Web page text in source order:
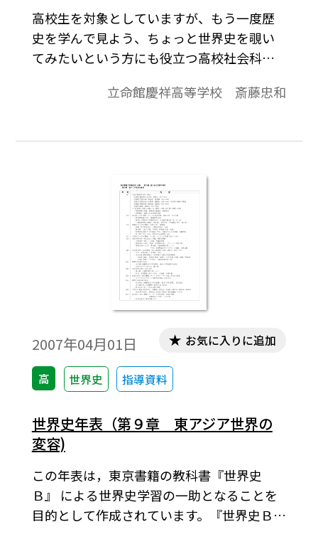
高校生を対象としていますが、もう一度歴
史を学んで見よう、ちょっと世界史を覗い
てみたいという方にも役立つ高校社会科の
「しっかり」学びうるよう内容の充実をは
のを配して、興味関心を喚起することに努
立命館慶祥高等学校 斎藤忠和
2007年04月01日
高 世界史 指導資料
お気に入りに追加
世界史年表（第９章 東アジア世界の
変容)
この年表は，東京書籍の教科書『世界史
Ｂ』 による世界史学習の一助となることを
目的として作成されています。『世界史Ｂ』